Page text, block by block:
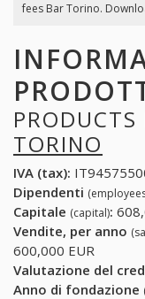
fees Bar Torino.
TORINO
IVA (tax):
Dipendenti
Capitale (capital):
Vendite, per anno
600,000 EUR
Valutazione del
Anno di fondazione